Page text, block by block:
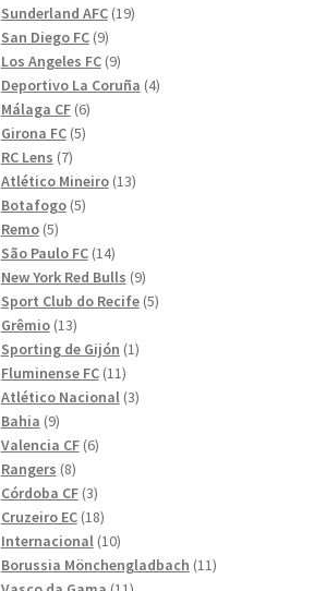
Sunderland AFC 1919
San Diego FC 99
produkter
Los Angeles FC 99
produkter
Deportivo La Coruña 44
Málaga CF 66
produkter
Girona FC 55
RC Lens 77
produkter
Atlético Mineiro 1313
Botafogo 55
Remo 55
produkter
São Paulo FC 1414
produkter
New York Red Bulls 99
produkter
Sport Club do Recife 55
Grêmio 1313
produkter
Sporting de Gijón 11
Fluminense FC 1111
produkter
Atlético Nacional 33
Bahia 99
produkter
Valencia CF 66
Rangers 88
produkter
Córdoba CF 33
produkter
Cruzeiro EC 1818
produkter
Internacional 1010
produkter
Borussia Mönchengladbach 1111